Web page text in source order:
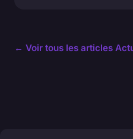
← Voir tous les articles